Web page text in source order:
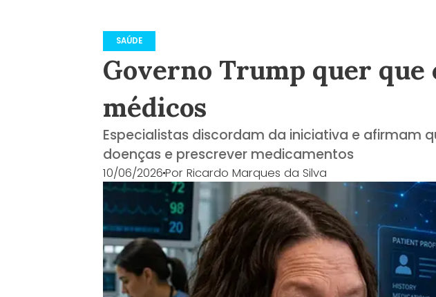
SAÚDE
Governo Trump quer que
médicos
Especialistas discordam da iniciativa e afirmam
doenças e prescrever medicamentos
10/06/2026PorRicardo Marques da Silva